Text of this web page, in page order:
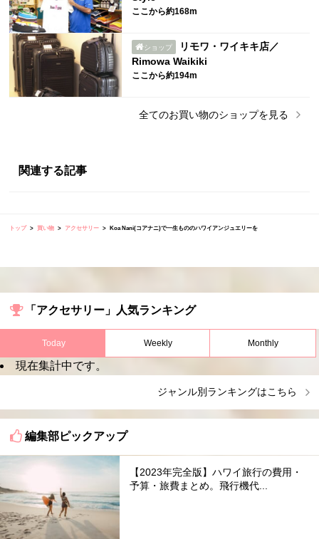
ここから約168m
ショップ
リモワ・ワイキキ店／
Rimowa Waikiki
ここから約194m
全てのお買い物のショップを見る
関連する記事
トップ 買い物 アクセサリー Koa Nani(コアナニ)で一生もののハワイアンジュエリーを
「アクセサリー」人気ランキング
Today Weekly Monthly
現在集計中です。
ジャンル別ランキングはこちら
編集部ピックアップ
【2023年完全版】ハワイ旅行の費用・
予算・旅費まとめ。飛行機代...